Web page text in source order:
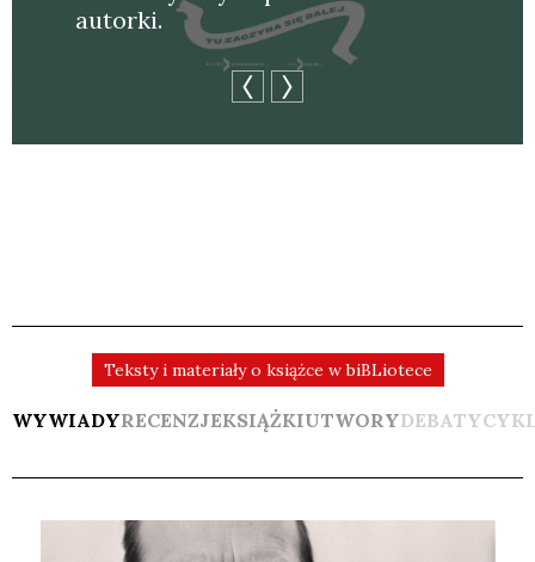
autor­ki.
Teksty i materiały o książce w biBLiotece
WYWIADYRECENZJEKSIĄŻKIUTWORYDEBATY